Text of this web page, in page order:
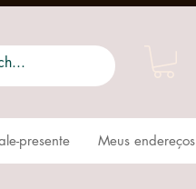
presente Meus endereços